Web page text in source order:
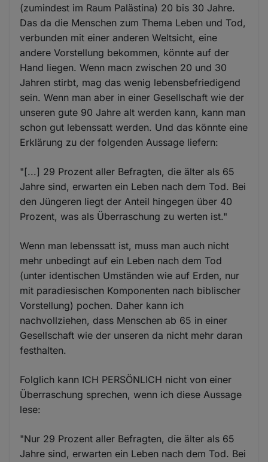
(zumindest im Raum Palästina) 20 bis 30 Jahre.
Das da die Menschen zum Thema Leben und Tod,
verbunden mit einer anderen Weltsicht, eine
andere Vorstellung bekommen, könnte auf der
Hand liegen. Wenn macn zwischen 20 und 30
Jahren stirbt, mag das wenig lebensbefriedigend
sein. Wenn man aber in einer Gesellschaft wie der
unseren gute 90 Jahre alt werden kann, kann man
schon gut lebenssatt werden. Und das könnte eine
Erklärung zu der folgenden Aussage liefern:
"[...] 29 Prozent aller Befragten, die älter als 65
Jahre sind, erwarten ein Leben nach dem Tod. Bei
den Jüngeren liegt der Anteil hingegen über 40
Prozent, was als Überraschung zu werten ist."
Wenn man lebenssatt ist, muss man auch nicht
mehr unbedingt auf ein Leben nach dem Tod
(unter identischen Umständen wie auf Erden, nur
mit paradiesischen Komponenten nach biblischer
Vorstellung) pochen. Daher kann ich
nachvollziehen, dass Menschen ab 65 in einer
Gesellschaft wie der unseren da nicht mehr daran
festhalten.
Folglich kann ICH PERSÖNLICH nicht von einer
Überraschung sprechen, wenn ich diese Aussage
lese:
"Nur 29 Prozent aller Befragten, die älter als 65
Jahre sind, erwarten ein Leben nach dem Tod. Bei